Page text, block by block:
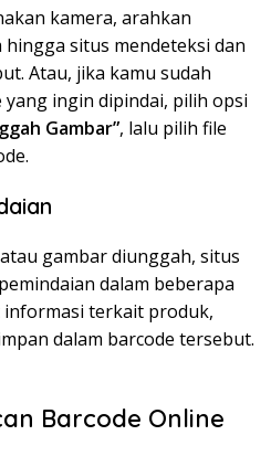
kamera, arahkan
situs mendeteksi dan
Atau, jika kamu sudah
ingin dipindai, pilih opsi
Gambar”, lalu pilih file
gambar diunggah, situs
dalam beberapa
informasi terkait produk,
dalam barcode tersebut.
Barcode Online